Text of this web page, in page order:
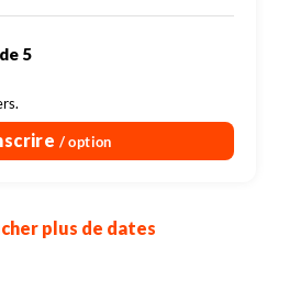
5
/ option
plus de dates